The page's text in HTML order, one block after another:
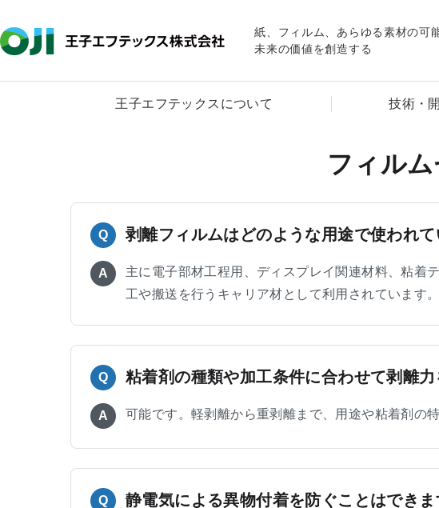
紙、フィルム、あらゆる素材の可
未来の価値を創造する
王子エフテックスについて 技術・
フィル
Q 剥離フィルムはどのような用途で使われて
A
主に電子部材工程用、ディスプレイ関連材料、粘着
工や搬送を行うキャリア材として利用されています。
Q 粘着剤の種類や加工条件に合わせて剥離
A 可能です。軽剥離から重剥離まで、用途や粘着剤の
Q 静電気による異物付着を防ぐことはできま